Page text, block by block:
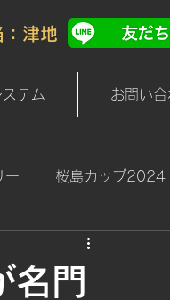
：津地
テム お問い合
ー 桜島カップ2024
名門